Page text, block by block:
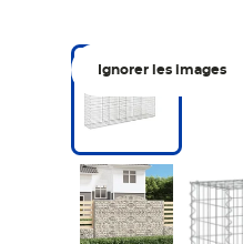
Ignorer les images